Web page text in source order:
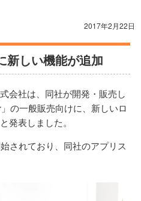
2017年2月22日
新しい機能が追加
会社は、同社が開発・販売し
の一般販売向けに、新しいロ
発表しました。
されており、同社のアプリス